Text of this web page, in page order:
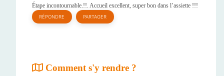
Étape incontournable.!!. Accueil excellent, super bon dans l’assiette !!!
RÉPONDRE PARTAGER
Comment s'y rendre ?